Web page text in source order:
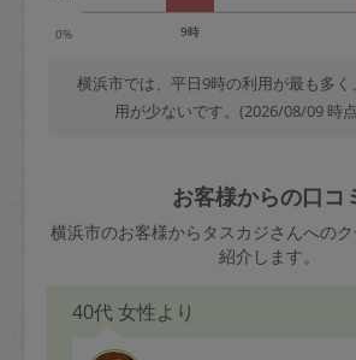
0% 9時
横浜市では、平日9時の利用が最も多く
用が少ないです。(2026/08/09 時
お客様からの口コ
横浜市のお客様からタスカジさんへの
紹介します。
40代 女性より